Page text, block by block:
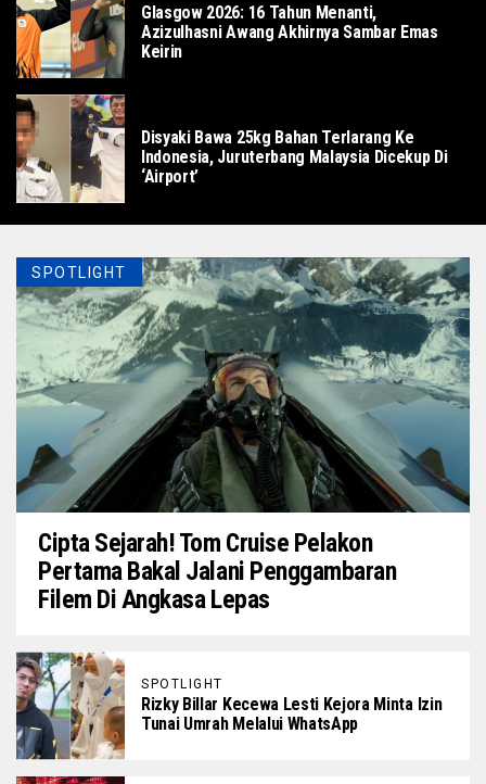
Glasgow 2026: 16 Tahun Menanti,
Azizulhasni Awang Akhirnya Sambar Emas
Keirin
Disyaki Bawa 25kg Bahan Terlarang Ke
Indonesia, Juruterbang Malaysia Dicekup Di
‘Airport’
SPOTLIGHT
Cipta Sejarah! Tom Cruise Pelakon
Pertama Bakal Jalani Penggambaran
Filem Di Angkasa Lepas
SPOTLIGHT
Rizky Billar Kecewa Lesti Kejora Minta Izin
Tunai Umrah Melalui WhatsApp